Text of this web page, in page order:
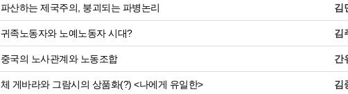
파산하는 제국주의, 붕괴되는 파병논리 김
귀족노동자와 노예노동자 시대? 김
중국의 노사관계와 노동조합 간
체 게바라와 그람시의 상품화(?) <나에게 유일한> 김